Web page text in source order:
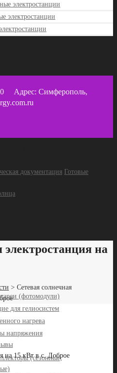
электростанции
электростанции
Адрес: Симферополь,
документация Готовые
(фотомодули)
для гелиосистем
нагрева
напряжения
(сезонные,
электростанция на
> Сетевая солнечная
на 15 кВт в с. Доброе